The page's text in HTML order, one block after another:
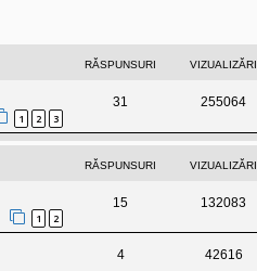
RĂSPUNSURI VIZUALIZĂRI
1 2 3
31 255064
RĂSPUNSURI VIZUALIZĂRI
1 2
15 132083
4 42616